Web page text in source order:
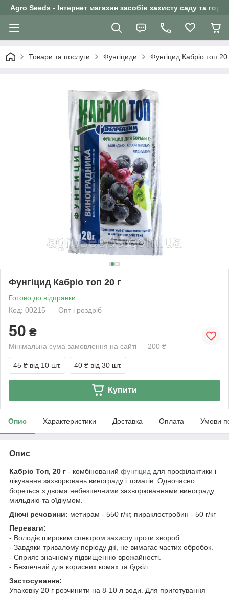
Agro Seeds - Інтернет магазин засобів захисту саду та
Товари та послуги Фунгіциди Фунгіцид Кабріо топ 20
Фунгіцид Кабріо топ 20 г
Готово до відправки
Код: 00215
Опт і роздріб
50 ₴
Мінімальна сума замовлення на сайті — 200 ₴
45 ₴ від 10 шт. 40 ₴ від 30 шт.
Купити
Опис Характеристики Доставка Оплата Умови
Опис
Кабріо Топ, 20 г - комбінований фунгіцид для профілактики і
лікування захворювань винограду і томатів. Одночасно
бореться з двома небезпечними захворюваннями винограду:
мильдию та оїдіумом.
Діючі речовини: метирам - 550 г/кг, пираклостробин - 50 г/кг
Переваги:
- Володіє широким спектром захисту проти хвороб.
- Завдяки тривалому періоду дії, не вимагає частих обробок.
- Сприяє значному підвищенню врожайності.
- Безпечний для корисних комах та бджіл.
Застосування:
Упаковку 20 г розчинити на 8-10 л води. Для приготування